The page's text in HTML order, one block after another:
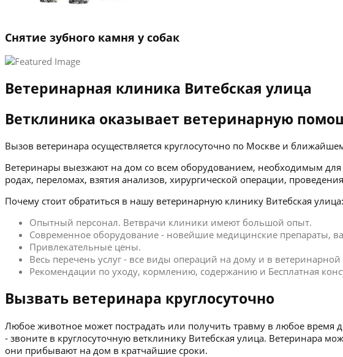
Снятие зубного камня у собак
Ветеринарная клиника Витебская улица
Ветклиника оказывает ветеринарную
Вызов ветеринара осуществляется круглосуточно по Москве и
Ветеринары выезжают на дом со всем оборудованием, необходимым для
родах, переломах, взятия анализов, хирургической операции,
Почему стоит обратиться в нашу ветеринарную клинику Витебская улица:
Опытный персонал. Ветврачи клиники имеют большой опыт.
Современное оборудование - новейшие медицинские препараты,
Привлекательные цены.
Весь перечень услуг - все виды операций на дому и в
Рекомендации по уходу, кормлению, содержанию и Бесплатная
Вызвать ветеринара круглосуточно
Любое животное может пострадать или получить травму в любое время
- звоните в круглосуточную ветклинику Витебская улица.
они прибывают на дом в кратчайшие сроки.